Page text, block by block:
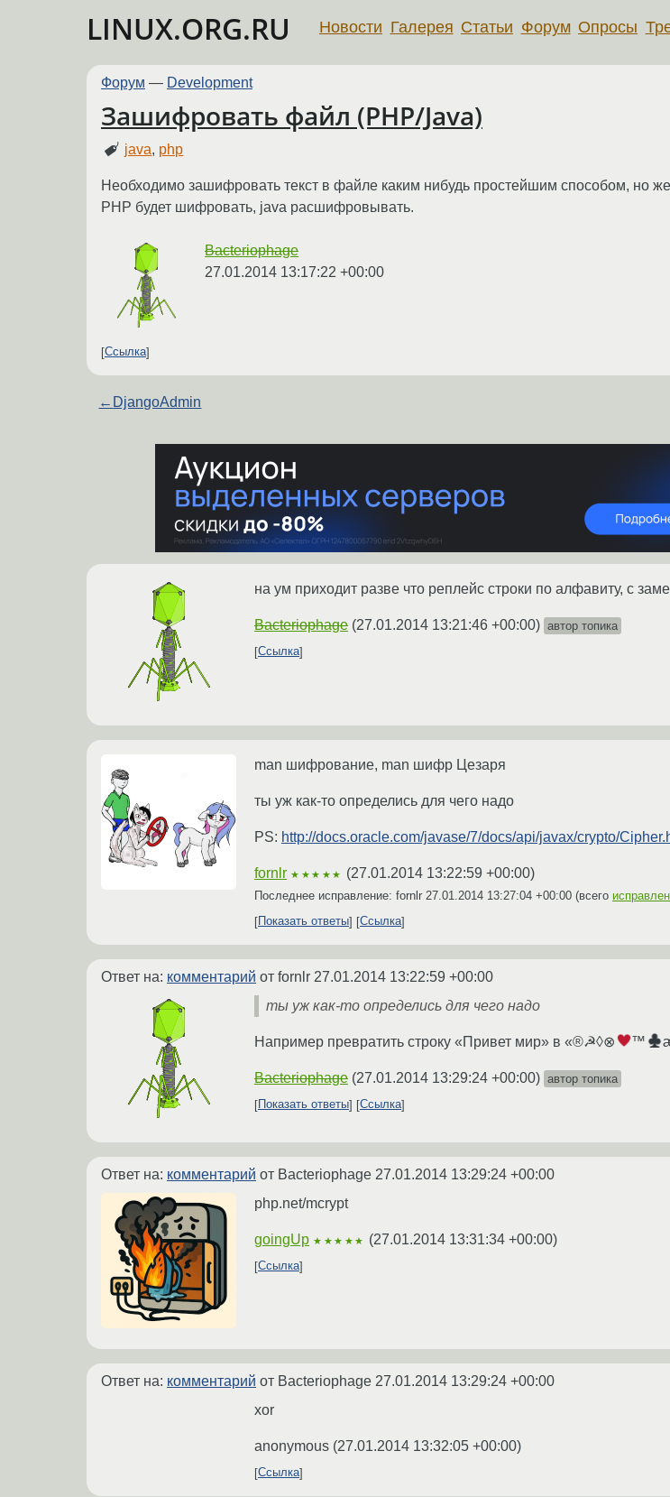
LINUX.ORG.RU Новости Галерея Статьи Форум Опросы
Форум — Development
Зашифровать файл (PHP/Java)
java, php
Необходимо зашифровать текст в файле каким нибудь простейшим способом, но
PHP будет шифровать, java расшифровывать.
Bacteriophage
27.01.2014 13:17:22 +00:00
Ссылка
← DjangoAdmin
на ум приходит разве что реплейс строки по алфавиту, с
Bacteriophage (27.01.2014 13:21:46 +00:00) автор топика
Ссылка
man шифрование, man шифр Цезаря
ты уж как-то определись для чего надо
PS: http://docs.oracle.com/javase/7/docs/api/javax/crypto/
fornlr ★★★★★ (27.01.2014 13:22:59 +00:00)
Последнее исправление: fornlr 27.01.2014 13:27:04 +00:00 (всего
Показать ответы
Ссылка
Ответ на: комментарий от fornlr 27.01.2014 13:22:59 +00:00
ты уж как-то определись для чего надо
Например превратить строку «Привет мир» в «®☭◊⊗ ™
Bacteriophage (27.01.2014 13:29:24 +00:00) автор топика
Показать ответы
Ссылка
Ответ на: комментарий от Bacteriophage 27.01.2014 13:29:24 +00:00
php.net/mcrypt
goingUp ★★★★★ (27.01.2014 13:31:34 +00:00)
Ссылка
Ответ на: комментарий от Bacteriophage 27.01.2014 13:29:24 +00:00
xor
anonymous (27.01.2014 13:32:05 +00:00)
Ссылка